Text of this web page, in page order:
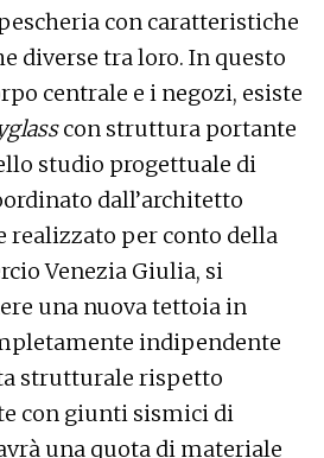
con caratteristiche
diverse tra loro. In questo
centrale e i negozi, esiste
con struttura portante
studio progettuale di
dall’architetto
realizzato per conto della
Venezia Giulia, si
una nuova tettoia in
indipendente
strutturale rispetto
con giunti sismici di
una quota di materiale